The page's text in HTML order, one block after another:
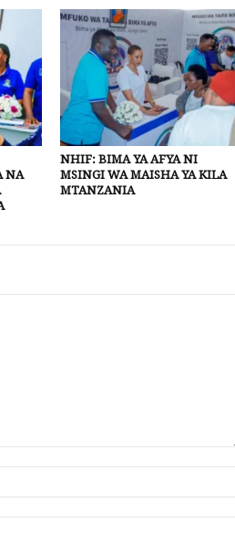
NA
NHIF: BIMA YA AFYA NI
MSINGI WA MAISHA YA KILA
MTANZANIA